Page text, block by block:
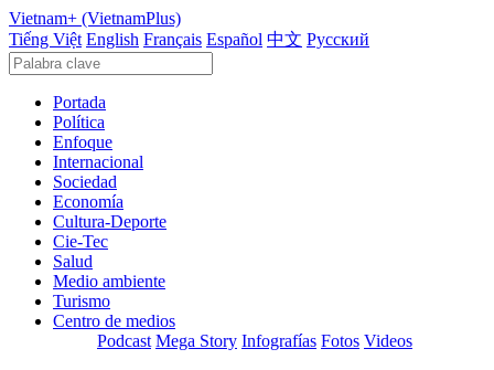
Vietnam+ (VietnamPlus)
Tiếng Việt English Français Español 中文 Русский
Portada
Política
Enfoque
Internacional
Sociedad
Economía
Cultura-Deporte
Cie-Tec
Salud
Medio ambiente
Turismo
Centro de medios
Podcast Mega Story Infografías Fotos Videos